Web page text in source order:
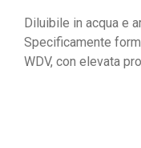
Diluibile in acqua e
Specificamente
WDV, con elevata